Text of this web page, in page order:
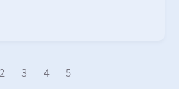
2 3 4 5